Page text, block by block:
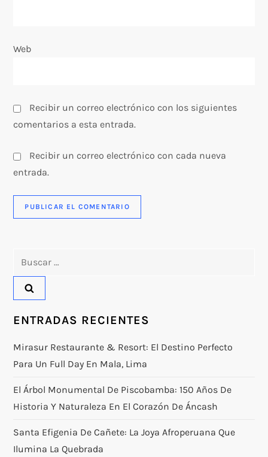
a
a
s
Web
Recibir un correo electrónico con los siguientes
comentarios a esta entrada.
Recibir un correo electrónico con cada nueva
entrada.
ENTRADAS RECIENTES
Mirasur Restaurante & Resort: El Destino Perfecto
Para Un Full Day En Mala, Lima
El Árbol Monumental De Piscobamba: 150 Años De
Historia Y Naturaleza En El Corazón De Áncash
Santa Efigenia De Cañete: La Joya Afroperuana Que
Ilumina La Quebrada